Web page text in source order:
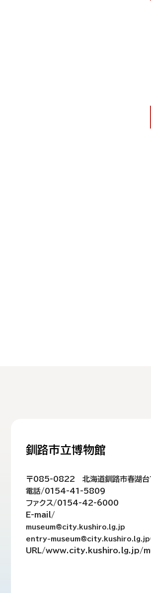
釧路市立博物館
〒085-0822 北海道釧路市春湖
電話/0154-41-5809
ファクス/0154-42-6000
E-mail/
museum@city.kushiro.lg.jp
entry-museum@city.kushiro.lg.jp（
URL/www.city.kushiro.lg.jp/